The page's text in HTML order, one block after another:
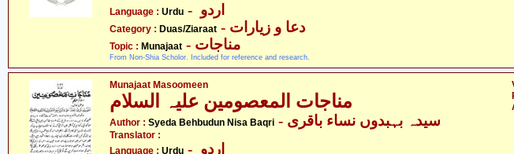
Language : Urdu
Category : Duas/Ziaraat - دعا و زیارات
Topic : Munajaat - مناجات
From Non-Shia Scholor. Included for reference and research.
Munajaat Masoomeen
Author : Syeda Behbudun Nisa Baqri - سیدہ بہبدوں نساء باقری
Translator :
Language : Urdu